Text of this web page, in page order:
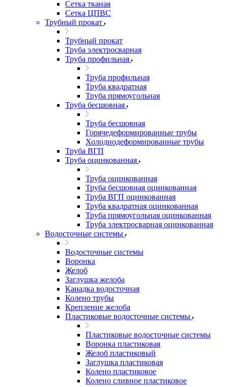
Сетка тканая
Сетка ЦПВС
Трубный прокат
Трубный прокат
Труба электросварная
Труба профильная
Труба профильная
Труба квадратная
Труба прямоугольная
Труба бесшовная
Труба бесшовная
Горячедеформированные трубы
Холоднодеформированные трубы
Труба ВГП
Труба оцинкованная
Труба оцинкованная
Труба бесшовная оцинкованная
Труба ВГП оцинкованная
Труба квадратная оцинкованная
Труба прямоугольная оцинкованная
Труба электросварная оцинкованная
Водосточные системы
Водосточные системы
Воронка
Желоб
Заглушка желоба
Канадка водосточная
Колено трубы
Крепление желоба
Пластиковые водосточные системы
Пластиковые водосточные системы
Воронка пластиковая
Желоб пластиковый
Заглушка пластиковая
Колено пластиковое
Колено сливное пластиковое